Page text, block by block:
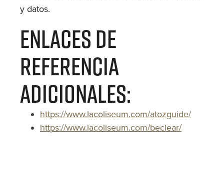
y datos.
Enlaces de
Referencia
Adicionales:
https://www.lacoliseum.com/atozguide/
https://www.lacoliseum.com/beclear/